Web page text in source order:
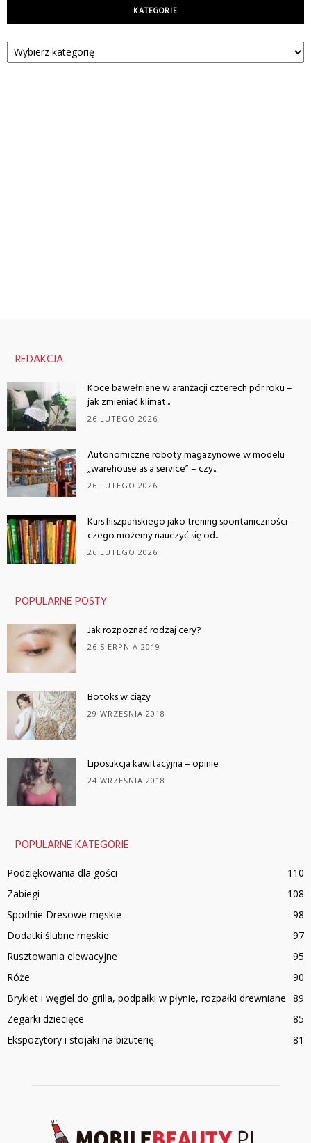
KATEGORIE
Kategorie
REDAKCJA
Koce bawełniane w aranżacji czterech pór roku –
jak zmieniać klimat...
26 LUTEGO 2026
Autonomiczne roboty magazynowe w modelu
„warehouse as a service” – czy...
26 LUTEGO 2026
Kurs hiszpańskiego jako trening spontaniczności –
czego możemy nauczyć się od...
26 LUTEGO 2026
POPULARNE POSTY
Jak rozpoznać rodzaj cery?
26 SIERPNIA 2019
Botoks w ciąży
29 WRZEŚNIA 2018
Liposukcja kawitacyjna – opinie
24 WRZEŚNIA 2018
POPULARNE KATEGORIE
Podziękowania dla gości
110
Zabiegi
108
Spodnie Dresowe męskie
98
Dodatki ślubne męskie
97
Rusztowania elewacyjne
95
Róże
90
Brykiet i węgiel do grilla, podpałki w płynie, rozpałki drewniane 89
Zegarki dziecięce
85
Ekspozytory i stojaki na biżuterię
81